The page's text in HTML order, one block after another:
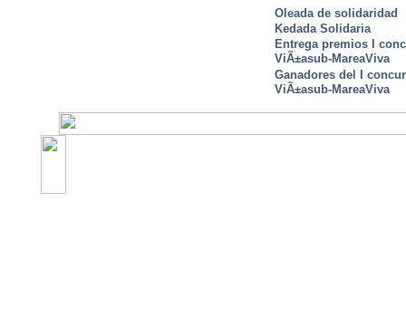
Oleada de solidaridad
Kedada Solidaria
Entrega premios I
ViÃ±asub-MareaViva
Ganadores del I
ViÃ±asub-MareaViva